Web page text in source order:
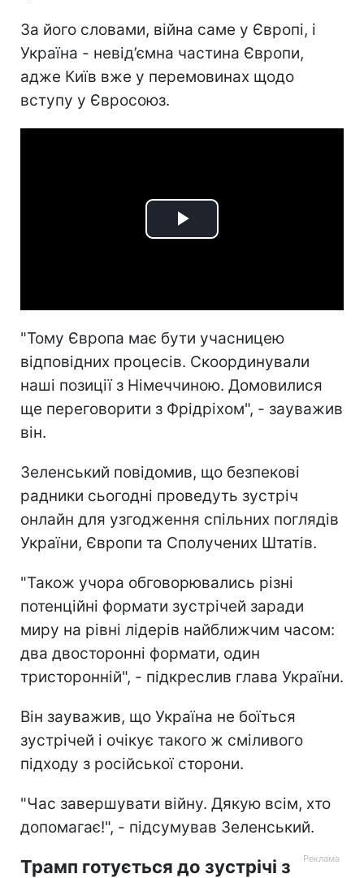
За його словами, війна саме у Європі, і
Україна - невід’ємна частина Європи,
адже Київ вже у перемовинах щодо
вступу у Євросоюз.
Play
"Тому Європа має бути учасницею
відповідних процесів. Скоординували
наші позиції з Німеччиною. Домовилися
ще переговорити з Фрідріхом", - зауважив
він.
Зеленський повідомив, що безпекові
радники сьогодні проведуть зустріч
онлайн для узгодження спільних поглядів
України, Європи та Сполучених Штатів.
"Також учора обговорювались різні
потенційні формати зустрічей заради
миру на рівні лідерів найближчим часом:
два двосторонні формати, один
тристоронній", - підкреслив глава України.
Він зауважив, що Україна не боїться
зустрічей і очікує такого ж сміливого
підходу з російської сторони.
"Час завершувати війну. Дякую всім, хто
допомагає!", - підсумував Зеленський.
Трамп готується до зустрічі з